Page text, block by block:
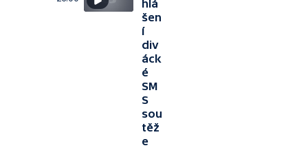
hlá
šen
í
div
áck
é
SM
S
sou
těž
e